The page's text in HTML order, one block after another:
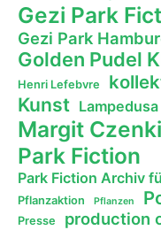
Gezi Park
Gezi Park
Golden Pudel
Henri Lefebvre
Kunst
Margit Czenki
Park Fiction
Park Fiction Archiv
Pflanzaktion Pflanzen
Presse production